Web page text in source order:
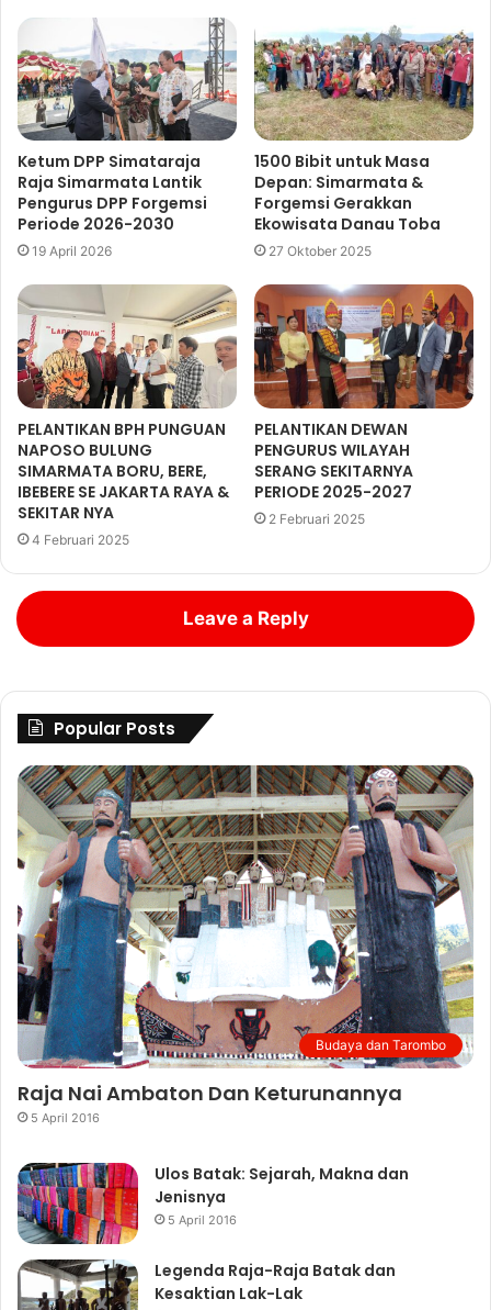
Ketum DPP Simataraja
Raja Simarmata Lantik
Pengurus DPP Forgemsi
Periode 2026-2030
19 April 2026
1500 Bibit untuk Masa
Depan: Simarmata &
Forgemsi Gerakkan
Ekowisata Danau Toba
27 Oktober 2025
PELANTIKAN BPH PUNGUAN
NAPOSO BULUNG
SIMARMATA BORU, BERE,
IBEBERE SE JAKARTA RAYA &
SEKITAR NYA
4 Februari 2025
PELANTIKAN DEWAN
PENGURUS WILAYAH
SERANG SEKITARNYA
PERIODE 2025-2027
2 Februari 2025
Leave a Reply
Popular Posts
Budaya dan Tarombo
Raja Nai Ambaton Dan Keturunannya
5 April 2016
Ulos Batak: Sejarah, Makna dan
Jenisnya
5 April 2016
Legenda Raja-Raja Batak dan
Kesaktian Lak-Lak